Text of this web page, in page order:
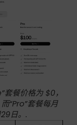
餐价格为 $0，
“Pro”套餐每月
日。.